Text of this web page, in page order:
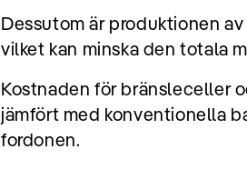
Dessutom är produktionen
vilket kan minska den totala
Kostnaden för bränsleceller
jämfört med konventionella
fordonen.